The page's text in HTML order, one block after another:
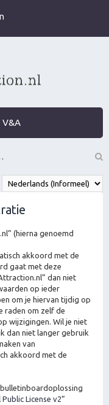
V&A
Up (PUA) Forum
Z
oe
(hierna genoemd
akkoord met de
gaat met deze
dan niet
op ieder
om je hiervan tijdig op
raden om zelf de
wijzigingen. Wil je niet
dan niet langer gebruik
van
akkoord met de
Public License v2”